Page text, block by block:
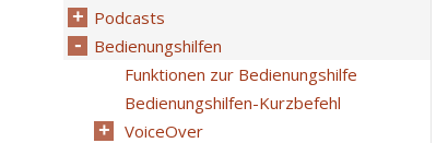
Podcasts
Bedienungshilfen
Funktionen zur Bedienungshilfe
Bedienungshilfen-Kurzbefehl
VoiceOver